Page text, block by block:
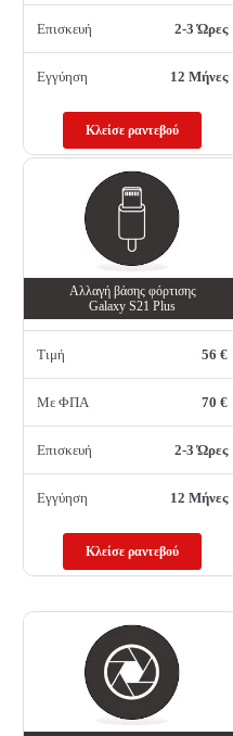
Επισκευή 2-3 Ώρες
Εγγύηση 12 Μήνες
Κλείσε ραντεβού
Αλλαγή βάσης φόρτισης
Galaxy S21 Plus
Τιμή 56 €
Με ΦΠΑ 70 €
Επισκευή 2-3 Ώρες
Εγγύηση 12 Μήνες
Κλείσε ραντεβού